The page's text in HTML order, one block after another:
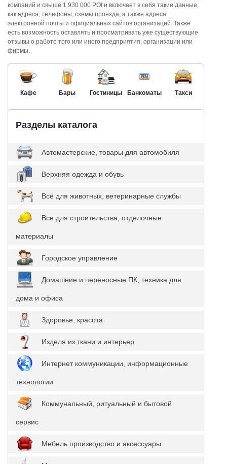
компаний и свыше 1 930 000 POI и включает в себя такие данные,
как адреса, телефоны, схемы проезда, а также адреса
электронной почты и официальных сайтов организаций. Также
есть возможность оставлять и просматривать уже существующие
отзывы о работе того или иного предприятия, организации или
фирмы.
Кафе Бары Гостиницы Банкоматы Такси
Разделы каталога
Автомастерские, товары для автомобиля
Верхняя одежда и обувь
Всё для животных, ветеринарные службы
Все для строительства, отделочные
материалы
Городское управление
Домашние и переносные ПК, техника для
дома и офиса
Здоровье, красота
Изделя из ткани и интерьер
Интернет коммуникации, информационные
технологии
Коммунальный, ритуальный и бытовой
сервис
Мебель производство и аксессуары